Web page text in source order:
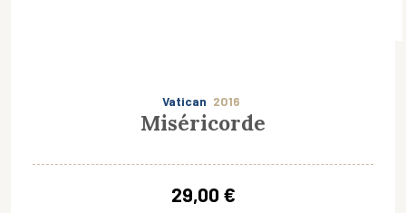
Vatican 2016
Miséricorde
29,00 €